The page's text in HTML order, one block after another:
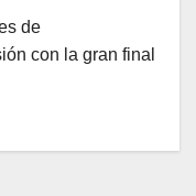
de
con la gran final